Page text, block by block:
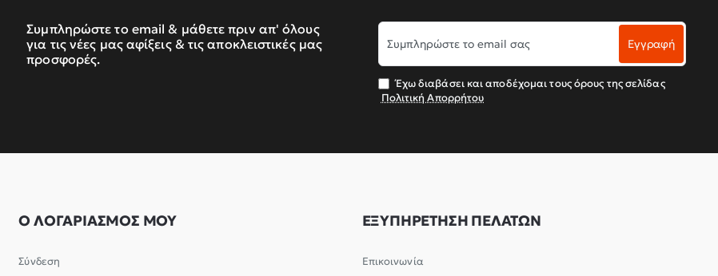
Συμπληρώστε το email & μάθετε πριν απ' όλους
για τις νέες μας αφίξεις & τις αποκλειστικές μας
προσφορές.
Συμπληρώστε
το
email
σας
Εγγραφή
Έχω διαβάσει και αποδέχομαι τους όρους της σελίδας
Πολιτική Απορρήτου
Ο ΛΟΓΑΡΙΑΣΜΟΣ ΜΟΥ
Σύνδεση
ΕΞΥΠΗΡΕΤΗΣΗ ΠΕΛΑΤΩΝ
Επικοινωνία